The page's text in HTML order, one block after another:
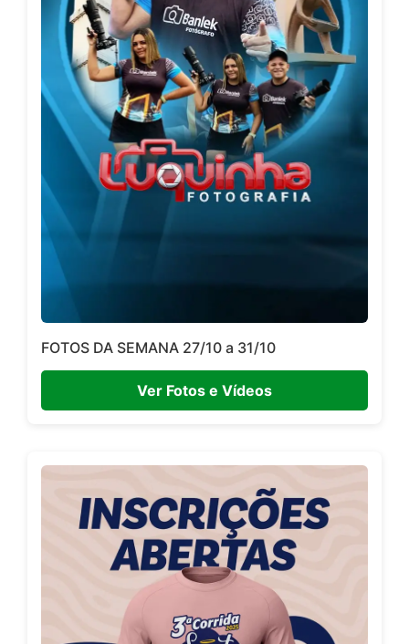
FOTOS DA SEMANA 27/10 a 31/10
Ver Fotos e Vídeos